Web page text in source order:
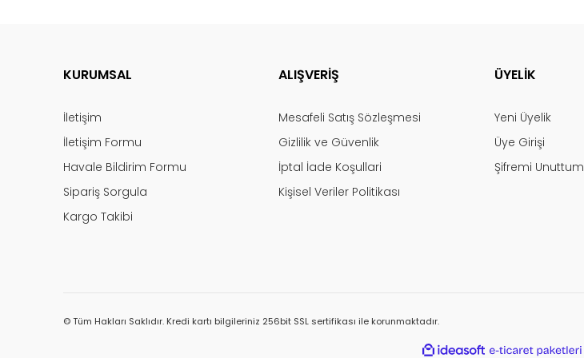
KURUMSAL
İletişim
İletişim Formu
Havale Bildirim Formu
Sipariş Sorgula
Kargo Takibi
ALIŞVERİŞ
Mesafeli Satış Sözleşmesi
Gizlilik ve Güvenlik
İptal İade Koşullari
Kişisel Veriler Politikası
ÜYELİK
Yeni Üyelik
Üye Girişi
Şifremi Unuttum
© Tüm Hakları Saklıdır. Kredi kartı bilgileriniz 256bit SSL sertifikası ile korunmaktadır.
ideasoft